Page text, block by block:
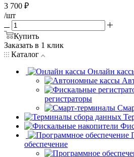
3 700 ₽
/шт
Купить
Заказать в 1 клик
Каталог
Онлайн
регистраторы
обеспечение